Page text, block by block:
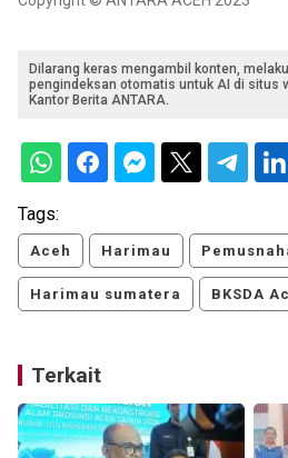
Dilarang keras mengambil konten,
pengindeksan otomatis untuk AI di situs
Kantor Berita ANTARA.
Tags:
Aceh Harimau
Harimau sumatera BKSDA
Terkait